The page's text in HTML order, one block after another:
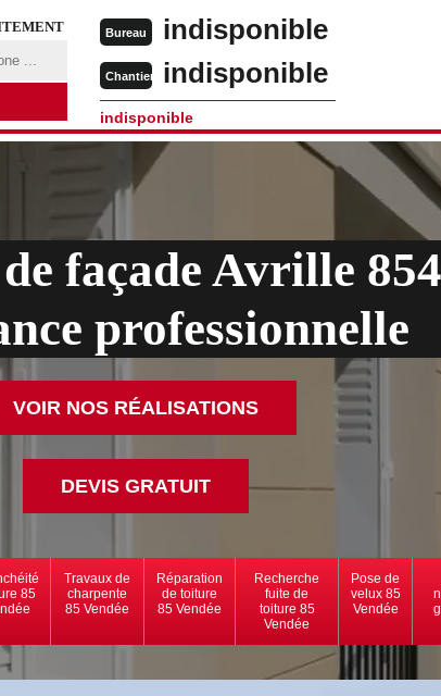
Bureau indisponible
Chantier indisponible
indisponible
façade Avrille
professionnelle
VOIR NOS RÉALISATIONS
DEVIS GRATUIT
85
Travaux de
charpente
85 Vendée
Réparation
de toiture
85 Vendée
Recherche
fuite de
toiture 85
Vendée
Pose de
velux 85
Vendée